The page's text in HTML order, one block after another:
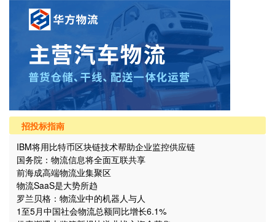
招投标指南
IBM将用比特币区块链技术帮助企业监控供应链
国务院：物流信息将全面互联共享
前海成高端物流业集聚区
物流SaaS是大势所趋
罗兰贝格：物流业中的机器人与人
1至5月中国社会物流总额同比增长6.1%